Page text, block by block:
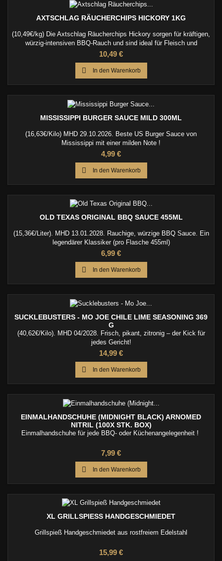
AXTSCHLAG RÄUCHERCHIPS HICKORY 1KG
(10,49€/kg) Die Axtschlag Räucherchips Hickory sorgen für kräftigen,
würzig-intensiven BBQ-Rauch und sind ideal für Fleisch und
klassisches amerikanisches Barbecue.
Preis
10,49 €
 In den Warenkorb
MISSISSIPPI BURGER SAUCE MILD 300ML
(16,63€/Kilo) MHD 29.10.2026. Beste US Burger Sauce von
Mississippi mit einer milden Note !
Preis
4,99 €
 In den Warenkorb
OLD TEXAS ORIGINAL BBQ SAUCE 455ML
(15,36€/Liter). MHD 13.01.2028. Rauchige, würzige BBQ Sauce. Ein
legendärer Klassiker (pro Flasche 455ml)
Preis
6,99 €
 In den Warenkorb
SUCKLEBUSTERS - MO JOE CHILE LIME SEASONING 369
G
(40,62€/Kilo). MHD 04/2028. Frisch, pikant, zitronig – der Kick für
jedes Gericht!
Preis
14,99 €
 In den Warenkorb
EINMALHANDSCHUHE (MIDNIGHT BLACK) ARNOMED
NITRIL (100X STK. BOX)
Einmalhandschuhe für jede BBQ- oder Küchenangelegenheit !
Preis
7,99 €
 In den Warenkorb
XL GRILLSPIESS HANDGESCHMIEDET
Grillspieß Handgeschmiedet aus rostfreiem Edelstahl
Preis
15,99 €